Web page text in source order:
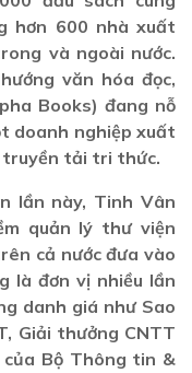
hơn 600 nhà xuất
và ngoài nước.
văn hóa đọc,
Books) đang nỗ
doanh nghiệp xuất
truyền tải tri thức.
lần này, Tinh Vân
quản lý thư viện
cả nước đưa vào
là đơn vị nhiều lần
danh giá như Sao
Giải thưởng CNTT
của Bộ Thông tin &